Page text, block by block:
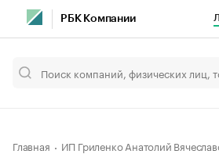
РБК Компании
Главная ИП Гриленко Анатолий